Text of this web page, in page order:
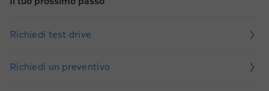
Richiedi test drive
Richiedi un preventivo